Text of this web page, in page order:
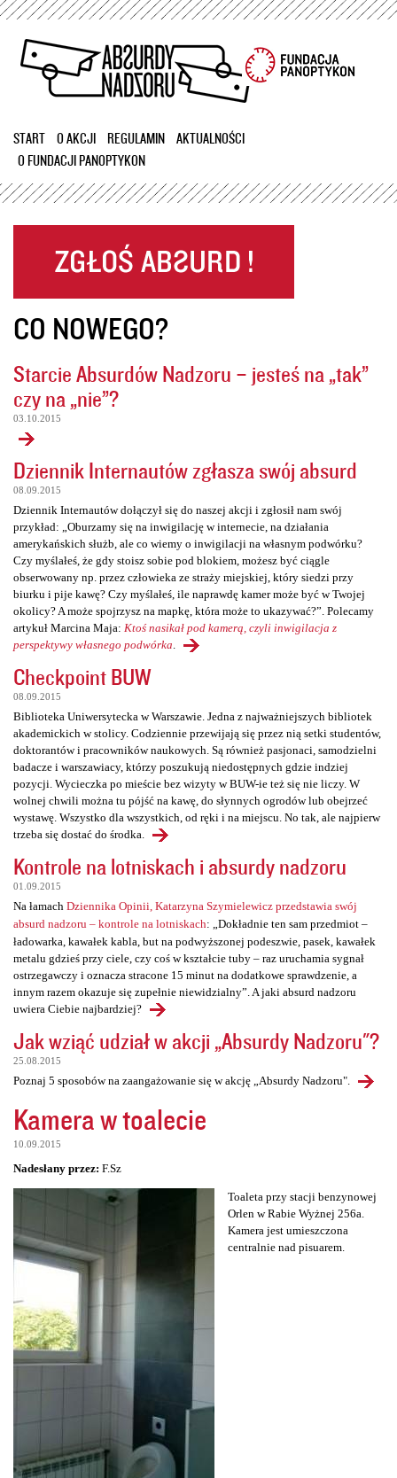
Przejdź
treści
START O AKCJI REGULAMIN
AKTUALNOŚCI
O FUNDACJI PANOPTYKON
CO NOWEGO?
Starcie Absurdów Nadzoru – jesteś na „tak”
czy na „nie”?
03.10.2015
Dziennik Internautów zgłasza swój absurd
08.09.2015
Dziennik Internautów dołączył się do naszej akcji i zgłosił nam swój
przykład: „Oburzamy się na inwigilację w internecie, na działania
amerykańskich służb, ale co wiemy o inwigilacji na własnym podwórku?
Czy myślałeś, że gdy stoisz sobie pod blokiem, możesz być ciągle
obserwowany np. przez człowieka ze straży miejskiej, który siedzi przy
biurku i pije kawę? Czy myślałeś, ile naprawdę kamer może być w Twojej
okolicy? A może spojrzysz na mapkę, która może to ukazywać?”. Polecamy
artykuł Marcina Maja: Ktoś nasikał pod kamerą, czyli inwigilacja z
perspektywy własnego podwórka
Checkpoint BUW
08.09.2015
Biblioteka Uniwersytecka w Warszawie. Jedna z najważniejszych bibliotek
akademickich w stolicy. Codziennie przewijają się przez nią setki studentów,
doktorantów i pracowników naukowych. Są również pasjonaci, samodzielni
badacze i warszawiacy, którzy poszukują niedostępnych gdzie indziej
pozycji. Wycieczka po mieście bez wizyty w BUW-ie też się nie liczy. W
wolnej chwili można tu pójść na kawę, do słynnych ogrodów lub obejrzeć
wystawę. Wszystko dla wszystkich, od ręki i na miejscu. No tak, ale najpierw
trzeba się dostać do środka.
Kontrole na lotniskach i absurdy nadzoru
01.09.2015
Na łamach Dziennika Opinii, Katarzyna Szymielewicz przedstawia swój
absurd nadzoru – kontrole na lotniskach: „Dokładnie ten sam przedmiot –
ładowarka, kawałek kabla, but na podwyższonej podeszwie, pasek, kawałek
metalu gdzieś przy ciele, czy coś w kształcie tuby – raz uruchamia sygnał
ostrzegawczy i oznacza stracone 15 minut na dodatkowe sprawdzenie, a
innym razem okazuje się zupełnie niewidzialny”. A jaki absurd nadzoru
uwiera Ciebie najbardziej?
Jak wziąć udział w akcji „Absurdy Nadzoru"?
25.08.2015
Poznaj 5 sposobów na zaangażowanie się w akcję „Absurdy Nadzoru".
Kamera w toalecie
10.09.2015
Nadesłany przez: F.Sz
Toaleta przy stacji benzynowej
Orlen w Rabie Wyżnej 256a.
Kamera jest umieszczona
centralnie nad pisuarem.